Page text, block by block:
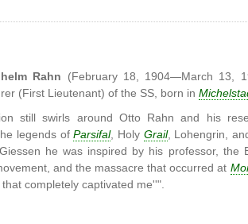
Rahn (February 18, 1904—March 13,
(First Lieutenant) of the SS, born in
still swirls around Otto Rahn and his
legends ofParsifal, Holy Grail, Lohengrin,
he was inspired by his professor, the
and the massacre that occurred at
completely captivated me''".